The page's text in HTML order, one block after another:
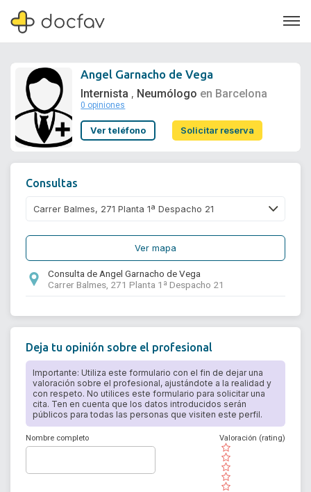
Soporte
Angel Garnacho de Vega
Internista , Neumólogo en Barcelona
0 opiniones
Ver teléfono Solicitar reserva
Consultas
Ver mapa
Consulta de Angel Garnacho de Vega
Carrer Balmes, 271 Planta 1ª Despacho 21
Deja tu opinión sobre el profesional
Importante: Utiliza este formulario con el fin de dejar una
valoración sobre el profesional, ajustándote a la realidad y
con respeto. No utilices este formulario para solicitar una
cita. Ten en cuenta que los datos introducidos serán
públicos para todas las personas que visiten este perfil.
Nombre completo
( )
( )
( )
( )
( )
Valoración (rating)